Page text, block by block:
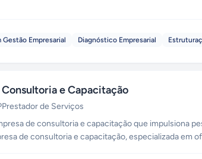
Empresarial Diagnóstico Empresarial
Consultoria e Capacitação
Prestador de Serviços
de consultoria e capacitação que impulsiona pessoas e
de consultoria e capacitação, especializada em